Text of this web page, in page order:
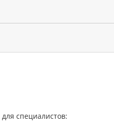
специалистов: